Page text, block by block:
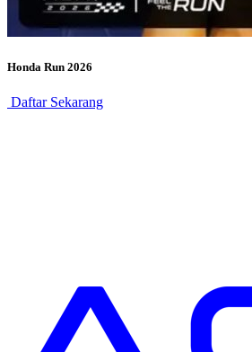
Honda Run 2026
Daftar Sekarang